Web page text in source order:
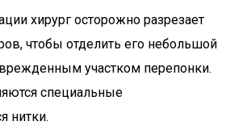
хирург осторожно разрезает
чтобы отделить его небольшой
участком перепонки.
специальные
нитки.